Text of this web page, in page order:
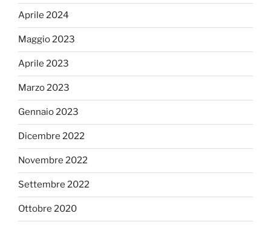
Aprile 2024
Maggio 2023
Aprile 2023
Marzo 2023
Gennaio 2023
Dicembre 2022
Novembre 2022
Settembre 2022
Ottobre 2020